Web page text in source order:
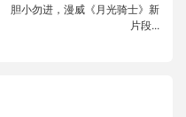
胆小勿进，漫威《月光骑士》新
片段...